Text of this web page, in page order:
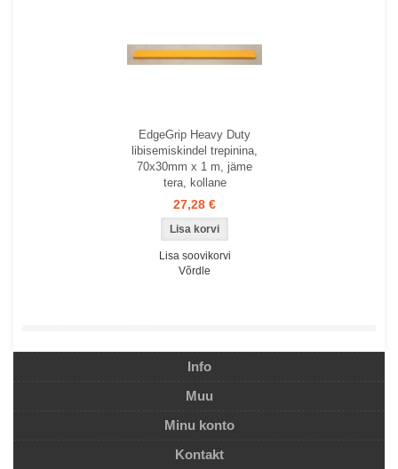
EdgeGrip Heavy Duty
libisemiskindel trepinina,
70x30mm x 1 m, jäme
tera, kollane
27,28 €
Lisa soovikorvi
Võrdle
Info
Muu
Minu konto
Kontakt